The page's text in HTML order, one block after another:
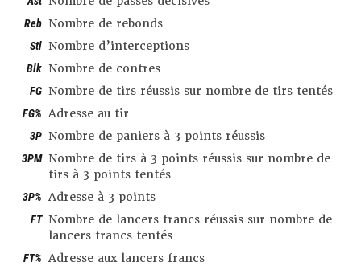
Reb Nombre de rebonds
Stl Nombre d’interceptions
Blk Nombre de contres
FG Nombre de tirs réussis sur nombre de tirs tentés
FG% Adresse au tir
3P Nombre de paniers à 3 points réussis
3PM Nombre de tirs à 3 points réussis sur nombre de
tirs à 3 points tentés
3P% Adresse à 3 points
FT Nombre de lancers francs réussis sur nombre de
lancers francs tentés
FT% Adresse aux lancers francs